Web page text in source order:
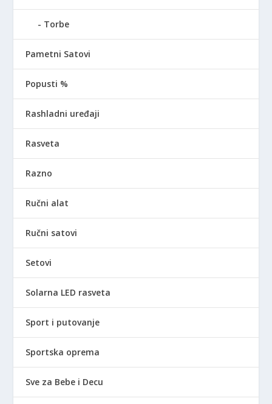
Torbe
Pametni Satovi
Popusti %
Rashladni uređaji
Rasveta
Razno
Ručni alat
Ručni satovi
Setovi
Solarna LED rasveta
Sport i putovanje
Sportska oprema
Sve za Bebe i Decu